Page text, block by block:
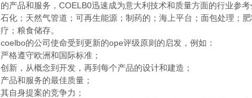
的产品和服务，COELB0迅速成为意大利技术和质量方面的行业参考
石化；天然气管道；可再生能源；制药的；海上平台；面包处理；
疗；粮食储存。
coelbo的公司使命受到更新的ope评级原则的启发，例如：
严格遵守欧洲和国际标准；
创新，从概念到开发，再到每个产品的设计和建造；
产品和服务的最佳质量；
其自身提案的竞争力；